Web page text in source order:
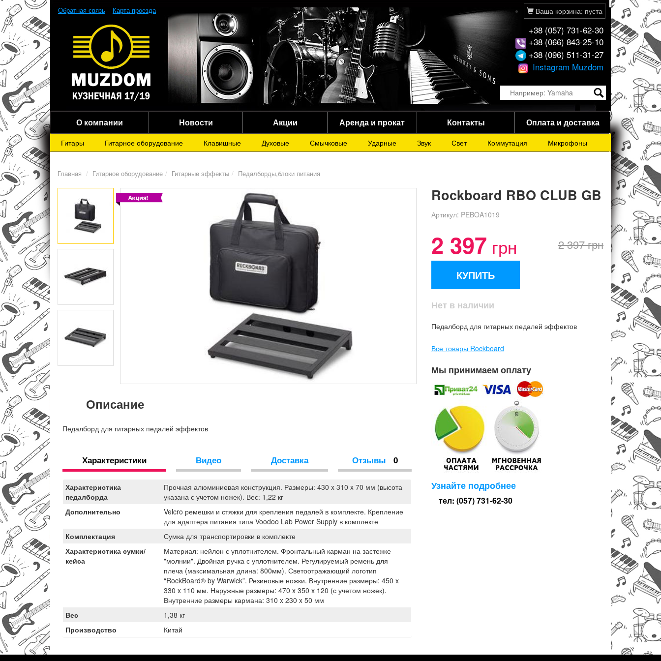
Обратная связь Карта проезда Ваша корзина: пуста
+38 (057) 731-62-30
+38 (066) 843-25-10
+38 (096) 511-31-27
Instagram Muzdom
О компании Новости Акции Аренда и прокат Контакты Оплата и доставка
Гитары Гитарное оборудование Клавишные Духовые Смычковые Ударные Звук Свет Коммутация Микрофоны
Главная Гитарное оборудование Гитарные эффекты Педалборды,блоки питания
Описание
Педалборд для гитарных педалей эффектов
Характеристики Видео Доставка Отзывы 0
Характеристика
педалборда
Прочная алюминиевая конструкция. Размеры: 430 x 310 x 70 мм (высота
указана с учетом ножек). Вес: 1,22 кг
Дополнительно
Velcro ремешки и стяжки для крепления педалей в комплекте. Крепление
для адаптера питания типа Voodoo Lab Power Supply в комплекте
Комплектация
Сумка для транспортировки в комплекте
Характеристика сумки/
кейса
Материал: нейлон с уплотнителем. Фронтальный карман на застежке
"молнии". Двойная ручка с уплотнителем. Регулируемый ремень для
плеча (максимальная длина: 800мм). Светоотражающий логотип
“RockBoard® by Warwick”. Резиновые ножки. Внутренние размеры: 450 x
330 x 110 мм. Наружные размеры: 470 x 350 x 120 (с учетом ножек).
Внутренние размеры кармана: 310 x 230 x 50 мм
Вес
1,38 кг
Производство
Китай
Rockboard RBO CLUB GB
Артикул: PEBOA1019
2 397 грн 2 397 грн
КУПИТЬ
Нет в наличии
Педалборд для гитарных педалей эффектов
Все товары Rockboard
Мы принимаем оплату
Узнайте подробнее
тел: (057) 731-62-30